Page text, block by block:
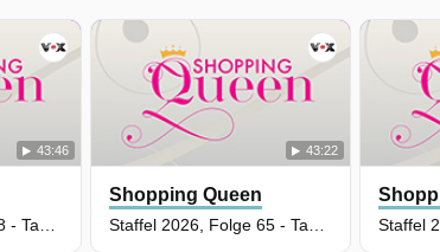
43:46 43:22
Shopping Queen